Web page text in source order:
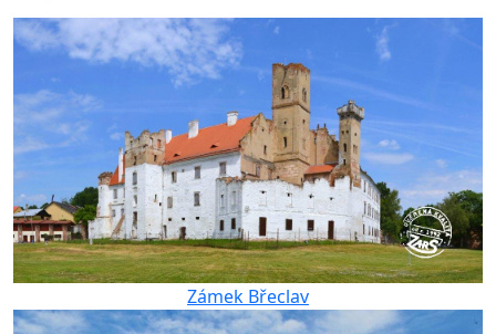
Zámek Břeclav